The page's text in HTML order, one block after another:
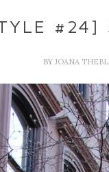
#24]
BY JOANA